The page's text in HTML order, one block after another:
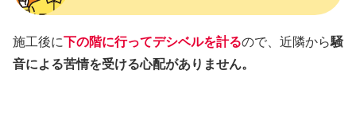
施工後に下の階に行ってデシベルを計るので、近隣から騒
音による苦情を受ける心配がありません。